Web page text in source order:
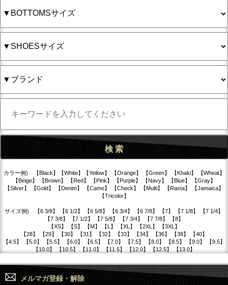
カラー例) 【Black】【White】【Yellow】 【Orange】 【Green】 【Khaki】 【Wheat】
【Beige】 【Brown】 【Red】 【Pink】 【Purple】 【Navy】 【Blue】 【Gray】
【Silver】 【Gold】 【Denim】 【Camo】 【Check】 【Multi】 【Rasta】 【Jamaica】
【Tricolor】
サイズ例) 【6 3/8】 【6 1/2】 【6 5/8】 【6 3/4】 【6 7/8】 【7】 【7 1/8】 【7 1/4】
【7 3/8】 【7 1/2】 【7 5/8】 【7 3/4】 【7 7/8】 【8】
【XS】 【S】 【M】 【L】 【XL】 【2XL】 【3XL】
【28】 【29】 【30】 【31】 【32】 【33】 【34】 【36】 【38】 【40】
【4.5】 【5.0】 【5.5】 【6.0】 【6.5】 【7.0】 【7.5】 【8.0】 【8.5】 【9.0】 【9.5】
【10.0】 【10.5】 【11.0】 【11.5】 【12.0】 【12.5】 【13.0】
メルマガ登録・解除